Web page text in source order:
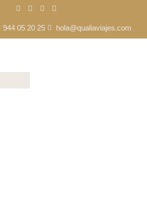
944 05 20 25 hola@qualiaviajes.com